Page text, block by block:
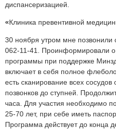
диспансеризацией.
«Клиника превентивной
30 ноября утром мне
062-11-41. Проинформировали о
программы при поддержке
включает в себя полное
есть сканирование всех
позвонков до ступней.
часа. Для участия необходимо
25-70 лет, при себе иметь
Программа действует до конца